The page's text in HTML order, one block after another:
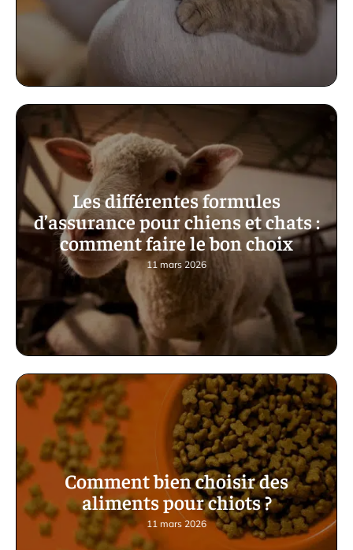
Les différentes formules
d’assurance pour chiens et chats :
comment faire le bon choix
11 mars 2026
Comment bien choisir des
aliments pour chiots ?
11 mars 2026